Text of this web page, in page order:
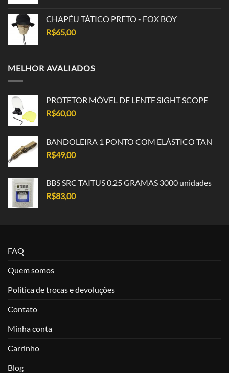
CHAPÉU TÁTICO PRETO - FOX BOY
R$65,00
MELHOR AVALIADOS
PROTETOR MÓVEL DE LENTE SIGHT SCOPE
R$60,00
BANDOLEIRA 1 PONTO COM ELÁSTICO TAN
R$49,00
BBS SRC TAITUS 0,25 GRAMAS 3000 unidades
R$83,00
FAQ
Quem somos
Politica de trocas e devoluções
Contato
Minha conta
Carrinho
Blog